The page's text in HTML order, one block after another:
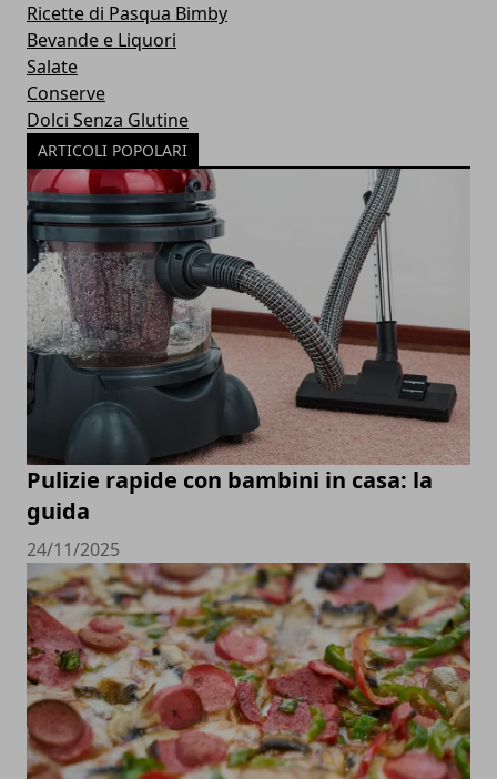
Ricette di Pasqua Bimby
Bevande e Liquori
Salate
Conserve
Dolci Senza Glutine
ARTICOLI POPOLARI
Pulizie rapide con bambini in casa: la
guida
24/11/2025